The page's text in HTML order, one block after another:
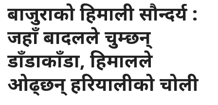
बाजुराको हिमाली सौन्दर्य :
जहाँ बादलले चुम्छन्
डाँडाकाँडा, हिमालले
ओढ्छन् हरियालीको चोली